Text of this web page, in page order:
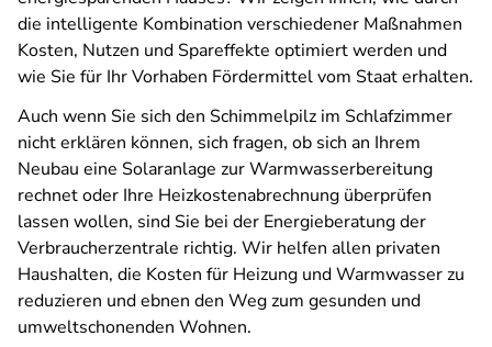
die intelligente Kombination verschiedener Maßnahmen
Kosten, Nutzen und Spareffekte optimiert werden und
wie Sie für Ihr Vorhaben Fördermittel vom Staat erhalten.
Auch wenn Sie sich den Schimmelpilz im Schlafzimmer
nicht erklären können, sich fragen, ob sich an Ihrem
Neubau eine Solaranlage zur Warmwasserbereitung
rechnet oder Ihre Heizkostenabrechnung überprüfen
lassen wollen, sind Sie bei der Energieberatung der
Verbraucherzentrale richtig. Wir helfen allen privaten
Haushalten, die Kosten für Heizung und Warmwasser zu
reduzieren und ebnen den Weg zum gesunden und
umweltschonenden Wohnen.